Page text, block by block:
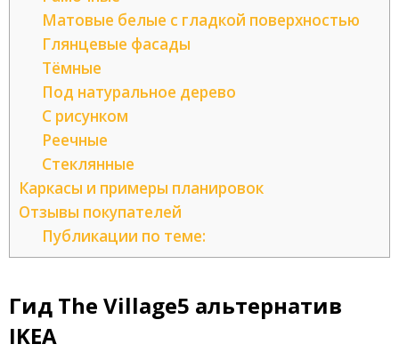
Матовые белые с гладкой поверхностью
Глянцевые фасады
Тёмные
Под натуральное дерево
С рисунком
Реечные
Стеклянные
Каркасы и примеры планировок
Отзывы покупателей
Публикации по теме:
Гид The Village5 альтернатив
IKEA